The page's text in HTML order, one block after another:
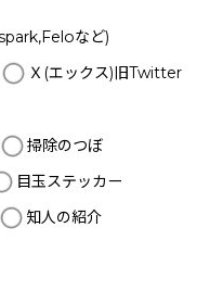
など)
Ｘ(エックス)旧Twitter
掃除のつぼ
目玉ステッカー
知人の紹介